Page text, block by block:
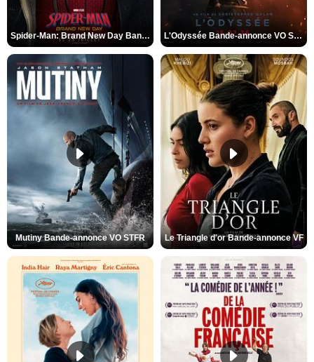
Spider-Man: Brand New Day Bande-annonce VO STFR L'Odyssée Bande-annonce VO STFR
Mutiny Bande-annonce VO STFR Le Triangle d'or Bande-annonce VF